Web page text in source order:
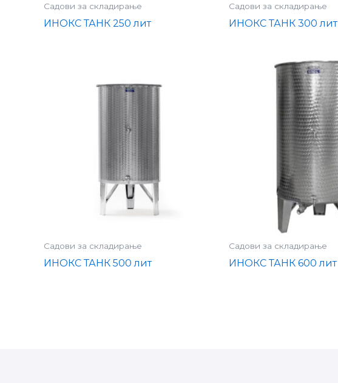
Садови за складирање
ИНОКС ТАНК 250 лит
Садови за складирање
ИНОКС ТАНК 300 лит
Садови за складирање
ИНОКС ТАНК 500 лит
Садови за складирање
ИНОКС ТАНК 600 лит